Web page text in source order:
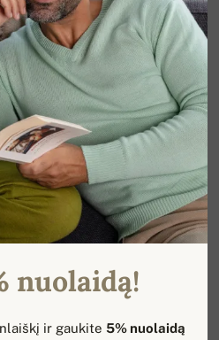
nuolaidą!
ir gaukite5% nuolaidą